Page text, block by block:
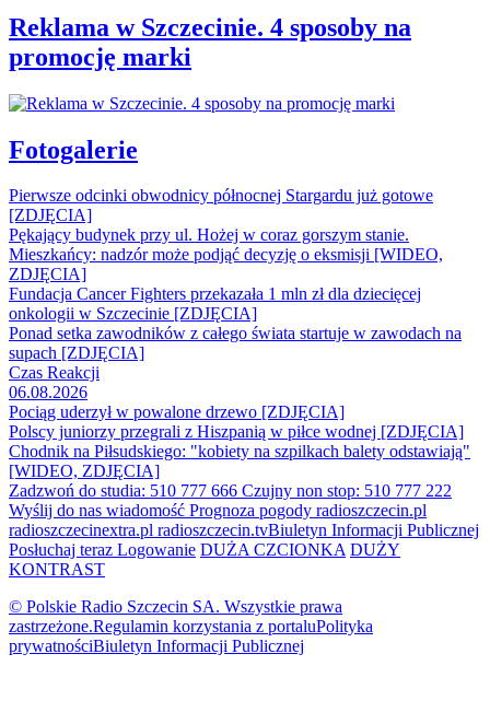
Reklama w Szczecinie. 4 sposoby na
promocję marki
Fotogalerie
Pierwsze odcinki obwodnicy północnej Stargardu już gotowe
[ZDJĘCIA]
Pękający budynek przy ul. Hożej w coraz gorszym stanie.
Mieszkańcy: nadzór może podjąć decyzję o eksmisji [WIDEO,
ZDJĘCIA]
Fundacja Cancer Fighters przekazała 1 mln zł dla dziecięcej
onkologii w Szczecinie [ZDJĘCIA]
Ponad setka zawodników z całego świata startuje w zawodach na
supach [ZDJĘCIA]
Czas Reakcji
06.08.2026
Pociąg uderzył w powalone drzewo [ZDJĘCIA]
Polscy juniorzy przegrali z Hiszpanią w piłce wodnej [ZDJĘCIA]
Chodnik na Piłsudskiego: "kobiety na szpilkach balety odstawiają"
[WIDEO, ZDJĘCIA]
Zadzwoń do studia: 510 777 666 Czujny non stop: 510 777 222
Wyślij do nas wiadomość Prognoza pogody radioszczecin.pl
radioszczecinextra.pl radioszczecin.tvBiuletyn Informacji Publicznej
Posłuchaj teraz Logowanie DUŻA CZCIONKA DUŻY
KONTRAST
© Polskie Radio Szczecin SA. Wszystkie prawa
zastrzeżone.Regulamin korzystania z portaluPolityka
prywatnościBiuletyn Informacji Publicznej